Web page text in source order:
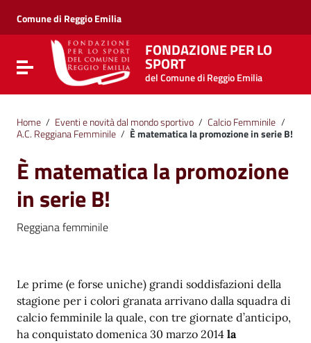
Vai al menu di navigazione
Vai al footer
Comune di Reggio Emilia
Attiva / disattiva la navigazione
FONDAZIONE PER LO
SPORT
del Comune di Reggio Emilia
Home / Eventi e novità dal mondo sportivo / Calcio Femminile /
A.C. Reggiana Femminile / È matematica la promozione in serie B!
È matematica la promozione
in serie B!
Reggiana femminile
Le prime (e forse uniche) grandi soddisfazioni della
stagione per i colori granata arrivano dalla squadra di
calcio femminile la quale, con tre giornate d’anticipo,
ha conquistato domenica 30 marzo 2014 la